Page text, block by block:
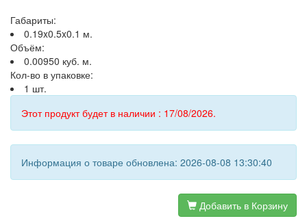
Габариты:
0.19x0.5x0.1 м.
Объём:
0.00950 куб. м.
Кол-во в упаковке:
1 шт.
Этот продукт будет в наличии : 17/08/2026.
Информация о товаре обновлена: 2026-08-08 13:30:40
Добавить в Корзину